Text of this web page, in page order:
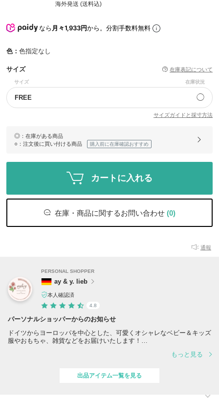
海外発送 (送料込)
なら月々1,933円から。分割手数料無料
色： 色指定なし
サイズ 在庫表記について
サイズ 在庫状況
FREE ◯
サイズガイドと採寸方法
◎ ：在庫がある商品
○ ：注文後に買い付ける商品 購入前に在庫確認おすすめ
カートに入れる
在庫・商品に関するお問い合わせ (0)
通報
PERSONAL SHOPPER
ay & y. lieb
本人確認済
4.8
パーソナルショッパーからのお知らせ
ドイツからヨーロッパを中心とした、可愛くオシャレなベビー＆キッズ
服やおもちゃ、雑貨などをお届けいたします！
一部レディースファッション、小物や雑貨も取り扱っており、今後もオ
もっと見る
出品アイテム一覧を見る